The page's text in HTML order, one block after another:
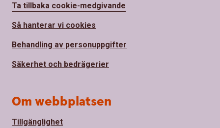
Ta tillbaka cookie-medgivande
Så hanterar vi cookies
Behandling av personuppgifter
Säkerhet och bedrägerier
Om webbplatsen
Tillgänglighet